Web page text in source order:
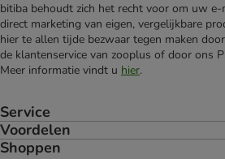
bitiba behoudt zich het recht voor om uw
direct marketing van eigen, vergelijkbare
hier te allen tijde bezwaar tegen maken
de klantenservice van zooplus of door ons
Meer informatie vindt u hier.
Service
Voordelen
Shoppen